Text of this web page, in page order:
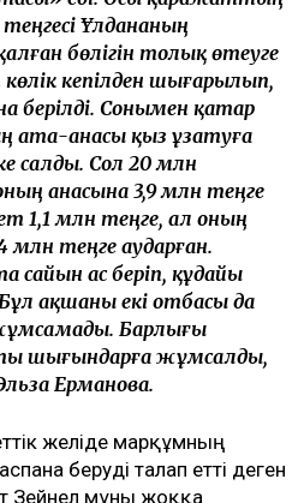
Ұлдананың
бөлігін толық өтеуге
кепілден шығарылып,
берілді. Сонымен қатар
ата-анасы қыз ұзатуға
салды. Сол 20 млн
анасына 3,9 млн теңге
1,1 млн теңге, ал оның
млн теңге аударған.
сайын ас беріп, құдайы
ақшаны екі отбасы да
Барлығы
шығындарға жұмсалды,
Ерманова.
желіде марқұмның
беруді талап етті деген
Зейнел мұны жоққа